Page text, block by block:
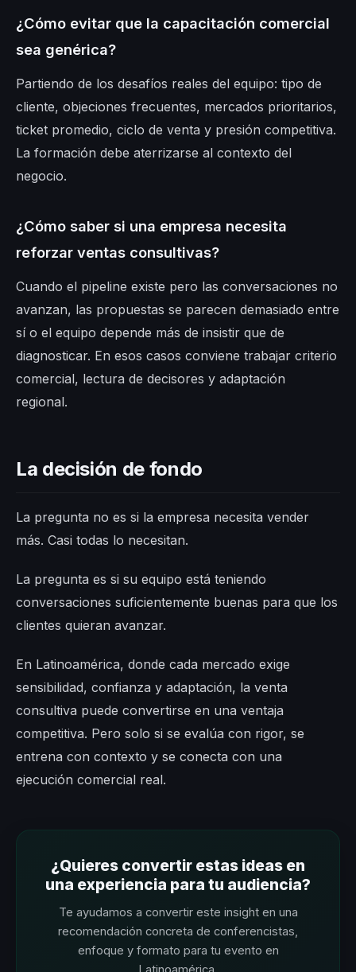
¿Cómo evitar que la capacitación comercial
sea genérica?
Partiendo de los desafíos reales del equipo: tipo de
cliente, objeciones frecuentes, mercados prioritarios,
ticket promedio, ciclo de venta y presión competitiva.
La formación debe aterrizarse al contexto del
negocio.
¿Cómo saber si una empresa necesita
reforzar ventas consultivas?
Cuando el pipeline existe pero las conversaciones no
avanzan, las propuestas se parecen demasiado entre
sí o el equipo depende más de insistir que de
diagnosticar. En esos casos conviene trabajar criterio
comercial, lectura de decisores y adaptación
regional.
La decisión de fondo
La pregunta no es si la empresa necesita vender
más. Casi todas lo necesitan.
La pregunta es si su equipo está teniendo
conversaciones suficientemente buenas para que los
clientes quieran avanzar.
En Latinoamérica, donde cada mercado exige
sensibilidad, confianza y adaptación, la venta
consultiva puede convertirse en una ventaja
competitiva. Pero solo si se evalúa con rigor, se
entrena con contexto y se conecta con una
ejecución comercial real.
¿Quieres convertir estas ideas en
una experiencia para tu audiencia?
Te ayudamos a convertir este insight en una
recomendación concreta de conferencistas,
enfoque y formato para tu evento en